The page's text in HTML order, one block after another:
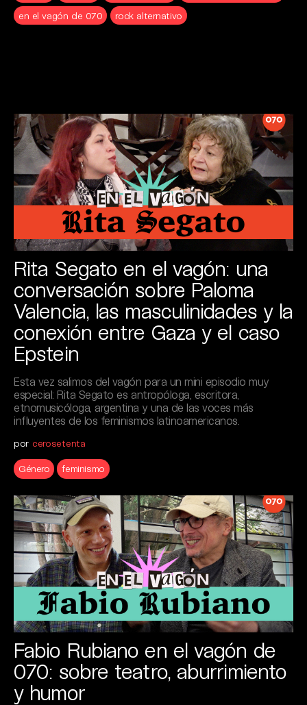
en el vagón de 070
rock alternativo
Rita Segato en el vagón: una
conversación sobre Paloma
Valencia, las masculinidades y la
conexión entre Gaza y el caso
Epstein
Esta vez salimos del vagón para un mini episodio muy
especial: Rita Segato es antropóloga, escritora,
etnomusicóloga, argentina y una de las voces más
influyentes de los feminismos latinoamericanos.
por cerosetenta
Género feminismo
Fabio Rubiano en el vagón de
070: sobre teatro, aburrimiento
y humor